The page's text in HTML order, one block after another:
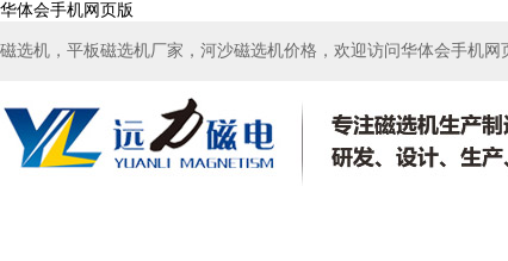
华体会手机网页版
磁选机，平板磁选机厂家，河沙磁选机价格，欢迎访问华体会手机